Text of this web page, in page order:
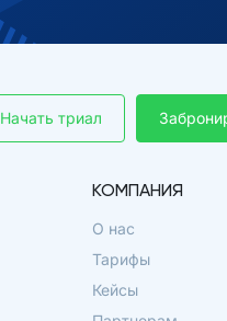
Начать триал
КОМПАНИЯ
О нас
Тарифы
Кейсы